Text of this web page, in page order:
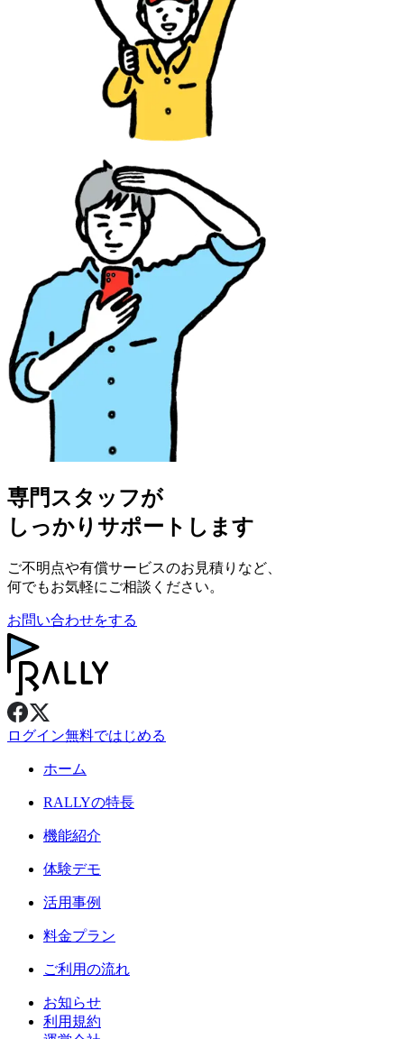
専門スタッフが
しっかりサポートします
ご不明点や有償サービスのお見積りなど、
何でもお気軽にご相談ください。
お問い合わせをする
ログイン無料ではじめる
ホーム
RALLYの特長
機能紹介
体験デモ
活用事例
料金プラン
ご利用の流れ
お知らせ
利用規約